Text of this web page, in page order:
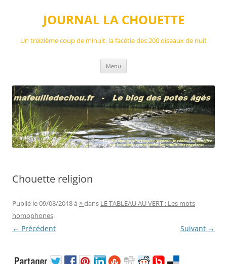
JOURNAL LA CHOUETTE
Un treizième coup de minuit, la facétie des 200 oiseaux de nuit
Menu
Chouette religion
Publié le09/08/2018à ×dans LE TABLEAU AU VERT : Les mots
homophones.
← Précédent Suivant →